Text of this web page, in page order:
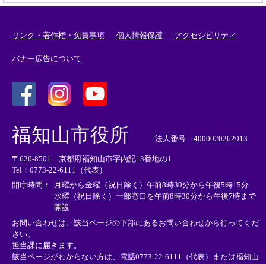
リンク・著作権・免責事項 個人情報保護 アクセシビリティ
バナー広告について
外
部
リ
ン
ク
＞
外
リ
ン
ク
＞
外
部
ン
ク
＞
福知山市役所 法人番号 4000020262013
〒620-8501 京都府福知山市字内記13番地の1
Tel：0773-22-6111（代表）
開庁時間：
月曜から金曜（祝日除く）午前8時30分から午後5時15分
水曜（祝日除く）一部窓口を午前8時30分から午後7時まで
開設
お問い合わせは、該当ページの下部にあるお問い合わせから行ってくだ
さい。
担当課に届きます。
該当ページがわからない方は、電話0773-22-6111（代表）または福知山